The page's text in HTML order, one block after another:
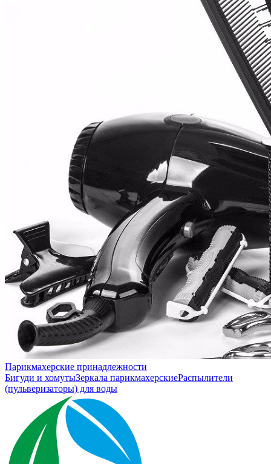
Парикмахерские принадлежности
Бигуди и хомутыЗеркала парикмахерскиеРаспылители
(пульверизаторы) для воды